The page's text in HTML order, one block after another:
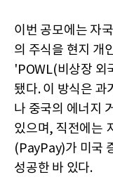
이번 공모에는 자
의 주식을 현지 개
'POWL(비상장 외
됐다. 이 방식은 과
나 중국의 에너지
있으며, 직전에는
(PayPay)가 미국
성공한 바 있다.